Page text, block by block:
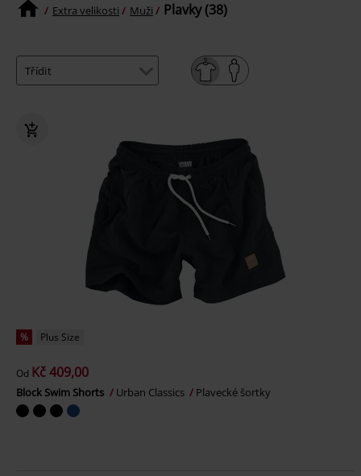
Extra velikosti Muži Plavky (38)
% Plus Size
Od Kč 409,00
Block Swim Shorts Urban Classics Plavecké šortky